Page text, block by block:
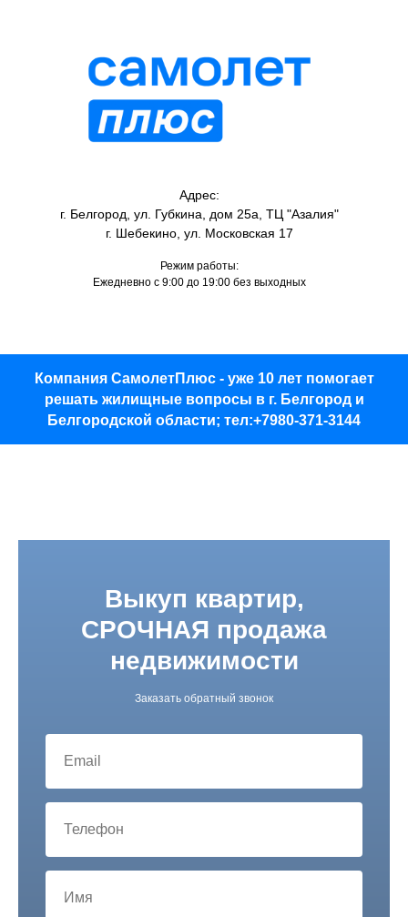
Адрес:
г. Белгород, ул. Губкина, дом 25а, ТЦ "Азалия"
г. Шебекино, ул. Московская 17
Режим работы:
Ежедневно с 9:00 до 19:00 без выходных
Компания СамолетПлюс - уже 10 лет помогает
решать жилищные вопросы в г. Белгород и
Белгородской области; тел:+7980-371-3144
Выкуп квартир,
СРОЧНАЯ продажа
недвижимости
Заказать обратный звонок